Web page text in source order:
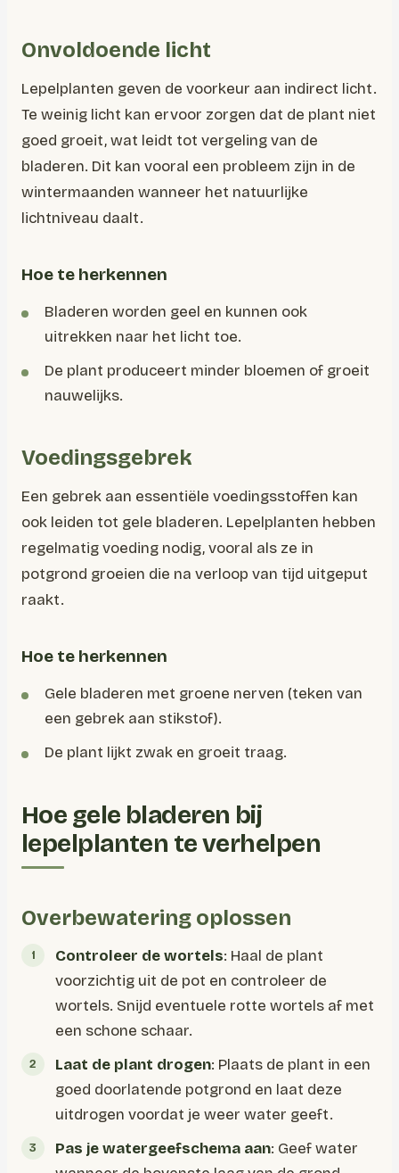
Onvoldoende licht
Lepelplanten geven de voorkeur aan indirect licht.
Te weinig licht kan ervoor zorgen dat de plant niet
goed groeit, wat leidt tot vergeling van de
bladeren. Dit kan vooral een probleem zijn in de
wintermaanden wanneer het natuurlijke
lichtniveau daalt.
Hoe te herkennen
Bladeren worden geel en kunnen ook
uitrekken naar het licht toe.
De plant produceert minder bloemen of groeit
nauwelijks.
Voedingsgebrek
Een gebrek aan essentiële voedingsstoffen kan
ook leiden tot gele bladeren. Lepelplanten hebben
regelmatig voeding nodig, vooral als ze in
potgrond groeien die na verloop van tijd uitgeput
raakt.
Hoe te herkennen
Gele bladeren met groene nerven (teken van
een gebrek aan stikstof).
De plant lijkt zwak en groeit traag.
Hoe gele bladeren bij
lepelplanten te verhelpen
Overbewatering oplossen
Controleer de wortels: Haal de plant
voorzichtig uit de pot en controleer de
wortels. Snijd eventuele rotte wortels af met
een schone schaar.
Laat de plant drogen: Plaats de plant in een
goed doorlatende potgrond en laat deze
uitdrogen voordat je weer water geeft.
Pas je watergeefschema aan: Geef water